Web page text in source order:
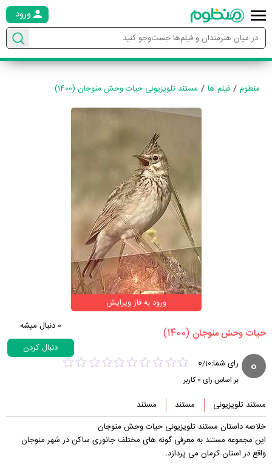
ورود
منظوم فیلم ها مستند تلویزیونی حیات وحش منوجان (1400)
ورود به فاز ویرایش
‏حیات وحش منوجان‏ (1400)
0 دنبال میشه
دنبال کردن
0 رای شما: 0/10
بر اساس رای 0کاربر
مستند تلویزیونی مستند
مستند
خلاصه داستان مستند تلویزیونی حیات وحش منوجان
این مجموعه مستند به معرفی گونه های مختلف جانوری ساکن در شهر منوجان
واقع در استان کرمان می پردازد.